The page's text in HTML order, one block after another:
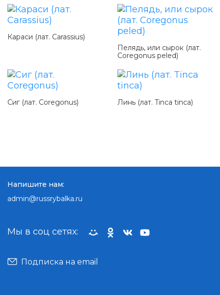
Караси (лат. Carassius)
Пелядь, или сырок (лат.
Coregonus peled)
Сиг (лат. Coregonus) Линь (лат. Tinca tinca)
Мы в соц сетях:
Подписка на email
Напишите нам:
admin@russrybalka.ru